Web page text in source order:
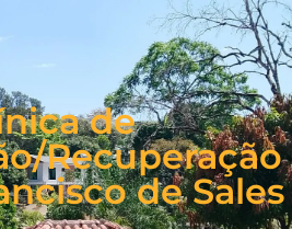
de
Recuperação
de Sales